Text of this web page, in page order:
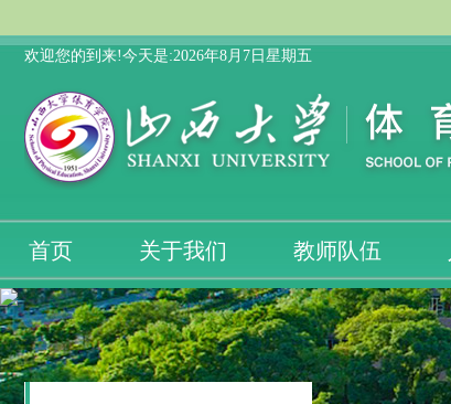
欢迎您的到来!今天是:2026年8月7日星期五
首页 关于我们 教师队伍